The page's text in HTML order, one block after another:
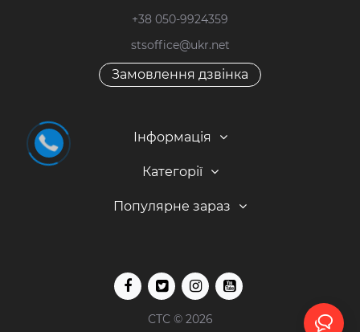
+38 050-9924359
stsoffice@ukr.net
Замовлення дзвінка
Інформація
Категорії
Популярне зараз
СТС © 2026